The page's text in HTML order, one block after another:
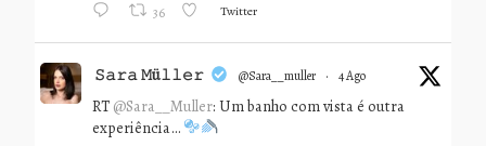
36 Twitter
𝚂𝚊𝚛𝚊 𝙼ü𝚕𝚕𝚎𝚛 @sara__muller · 4 Ago
RT @Sara__Muller: Um banho com vista é outra
experiência…